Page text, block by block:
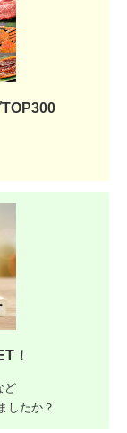
！
ど
したか？